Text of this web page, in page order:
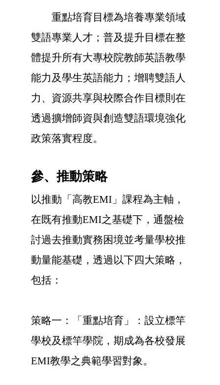
重點培育目標為培養專業領域
雙語專業人才；普及提升目標在整
體提升所有大專校院教師英語教學
能力及學生英語能力；增聘雙語人
力、資源共享與校際合作目標則在
透過擴增師資與創造雙語環境強化
政策落實程度。
參、推動策略
以推動「高教EMI」課程為主軸，
在既有推動EMI之基礎下，通盤檢
討過去推動實務困境並考量學校推
動量能基礎，透過以下四大策略，
包括：
策略一：「重點培育」：設立標竿
學校及標竿學院，期成為各校發展
EMI教學之典範學習對象。